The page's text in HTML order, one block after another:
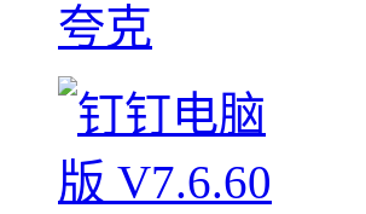
夸克